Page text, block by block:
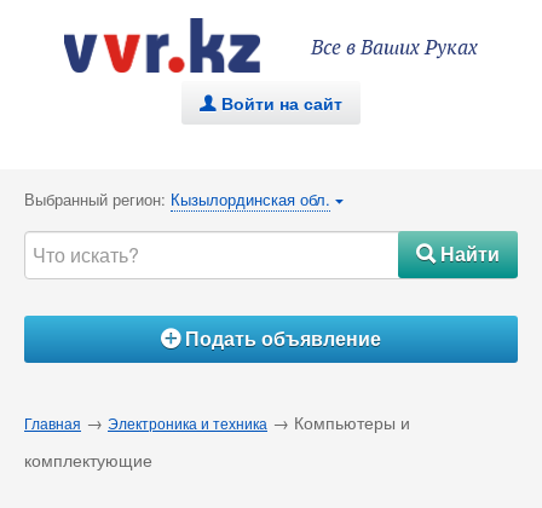
Все в Ваших Руках
. Войти на сайт
Выбранный регион: Кызылординская обл. {
#Найти
ÁПодать объявление
Главная → Электроника и техника → Компьютеры и
комплектующие